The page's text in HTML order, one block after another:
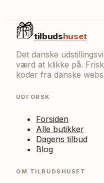
tilbudshuset
Det danske
værd at klikke på.
koder fra danske
UDFORSK
Forsiden
Alle butikker
Dagens tilbud
Blog
OM TILBUDSHUSET